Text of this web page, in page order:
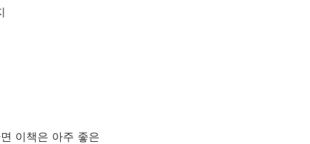
이책은 아주 좋은